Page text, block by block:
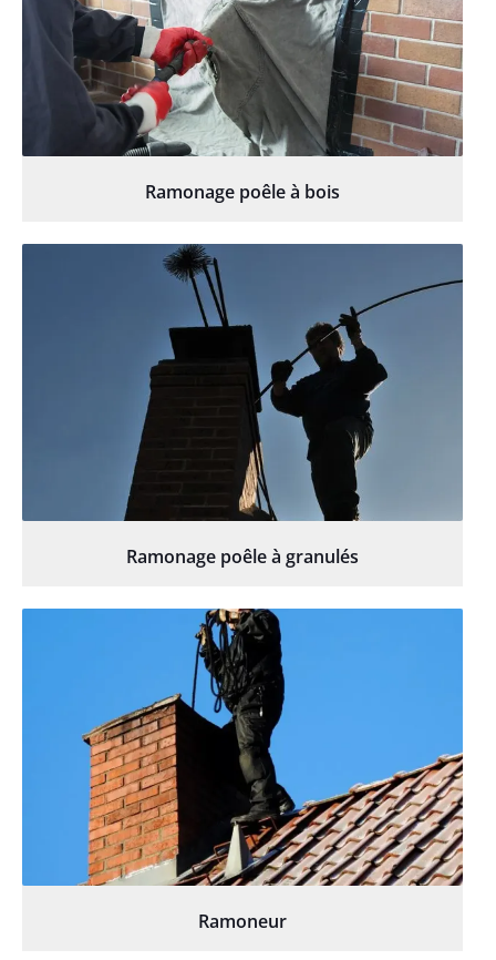
Ramonage poêle à bois
Ramonage poêle à granulés
Ramoneur